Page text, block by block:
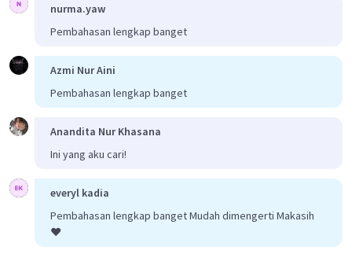
nurma.yaw
Pembahasan lengkap banget
Azmi Nur Aini
Pembahasan lengkap banget
Anandita Nur Khasana
Ini yang aku cari!
everyl kadia
Pembahasan lengkap banget Mudah dimengerti Makasih
❤️